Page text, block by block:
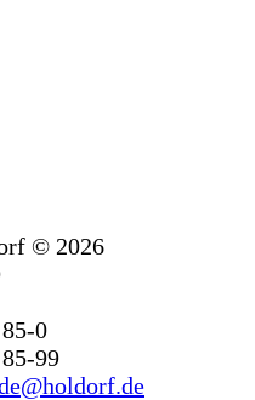
© 2026
0
99